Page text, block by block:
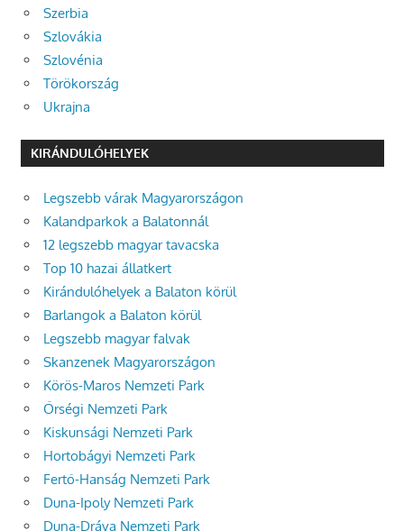
Szerbia
Szlovákia
Szlovénia
Törökország
Ukrajna
KIRÁNDULÓHELYEK
Legszebb várak Magyarországon
Kalandparkok a Balatonnál
12 legszebb magyar tavacska
Top 10 hazai állatkert
Kirándulóhelyek a Balaton körül
Barlangok a Balaton körül
Legszebb magyar falvak
Skanzenek Magyarországon
Körös-Maros Nemzeti Park
Őrségi Nemzeti Park
Kiskunsági Nemzeti Park
Hortobágyi Nemzeti Park
Fertő-Hanság Nemzeti Park
Duna-Ipoly Nemzeti Park
Duna-Dráva Nemzeti Park